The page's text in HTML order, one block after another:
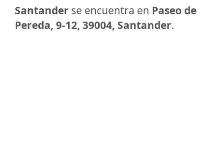
Santander se encuentra en Paseo de
Pereda, 9-12, 39004, Santander.